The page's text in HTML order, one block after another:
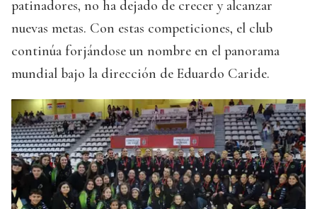
patinadores, no ha dejado de crecer y alcanzar
nuevas metas. Con estas competiciones, el club
continúa forjándose un nombre en el panorama
mundial bajo la dirección de Eduardo Caride.